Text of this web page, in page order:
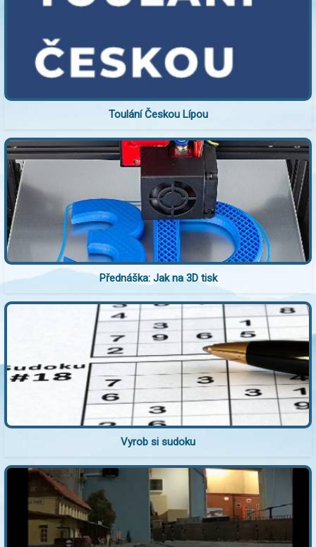
Toulání Českou Lípou
Přednáška: Jak na 3D tisk
Vyrob si sudoku